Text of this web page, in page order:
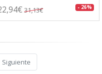
31,13€ - 26%
Siguiente